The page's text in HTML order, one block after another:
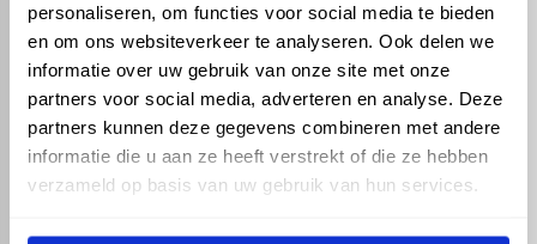
personaliseren, om functies voor social media te bieden
en om ons websiteverkeer te analyseren. Ook delen we
informatie over uw gebruik van onze site met onze
partners voor social media, adverteren en analyse. Deze
partners kunnen deze gegevens combineren met andere
informatie die u aan ze heeft verstrekt of die ze hebben
verzameld op basis van uw gebruik van hun services.
ASSORTIMENT
Hemelwaterafvoer
Drukleiding
Beregening
KENNIS EN HULP
Klantenservice
Kennisbank
check_circleDé bouwmarkt van Altena
check_circle Direct uit grote voorraad geleverd met eigen transport
check_circleLevering in NL en BE